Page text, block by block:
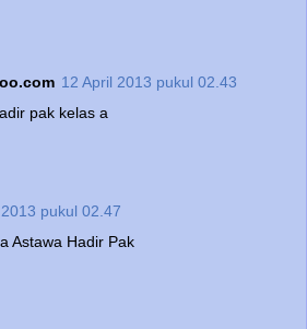
12 April 2013 pukul 02.43
pak kelas a
pukul 02.47
Astawa Hadir Pak